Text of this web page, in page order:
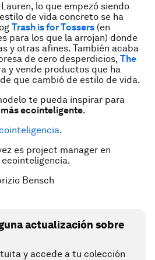
Lauren, lo que empezó siendo
de vida concreto se ha
Trash is for Tossers (en
para los que la arrojan) donde
y otras afines. También acaba
de cero desperdicios, The
y vende productos que ha
que cambió de estilo de vida.
te pueda inspirar para
ecointeligente.
.
es project manager en
Bensch
actualización sobre
y accede a tu colección